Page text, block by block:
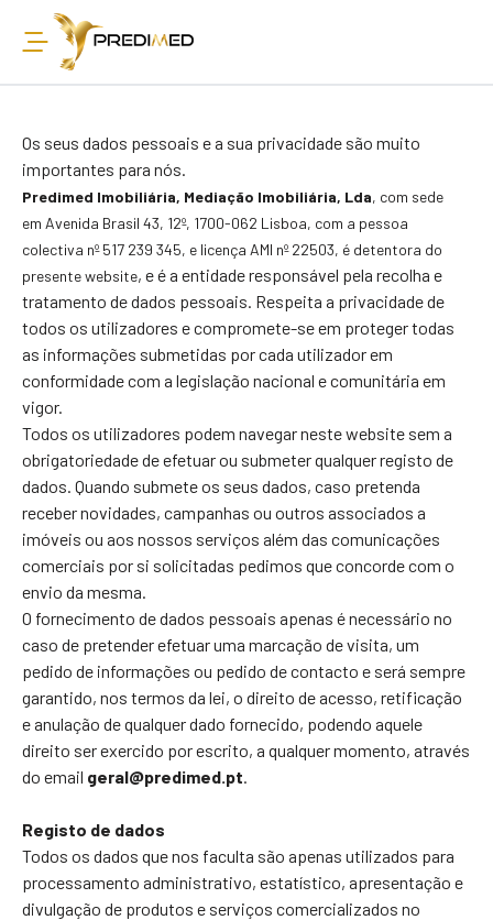
Os seus dados pessoais e a sua privacidade são muito
importantes para nós.
Predimed Imobiliária, Mediação Imobiliária, Lda, com sede
em Avenida Brasil 43, 12º, 1700-062 Lisboa, com a pessoa
colectiva nº 517 239 345, e licença AMI nº 22503, é detentora do
presente website, e é a entidade responsável pela recolha e
tratamento de dados pessoais. Respeita a privacidade de
todos os utilizadores e compromete-se em proteger todas
as informações submetidas por cada utilizador em
conformidade com a legislação nacional e comunitária em
vigor.
Todos os utilizadores podem navegar neste website sem a
obrigatoriedade de efetuar ou submeter qualquer registo de
dados. Quando submete os seus dados, caso pretenda
receber novidades, campanhas ou outros associados a
imóveis ou aos nossos serviços além das comunicações
comerciais por si solicitadas pedimos que concorde com o
envio da mesma.
O fornecimento de dados pessoais apenas é necessário no
caso de pretender efetuar uma marcação de visita, um
pedido de informações ou pedido de contacto e será sempre
garantido, nos termos da lei, o direito de acesso, retificação
e anulação de qualquer dado fornecido, podendo aquele
direito ser exercido por escrito, a qualquer momento, através
do email geral@predimed.pt.
Registo de dados
Todos os dados que nos faculta são apenas utilizados para
processamento administrativo, estatístico, apresentação e
divulgação de produtos e serviços comercializados no